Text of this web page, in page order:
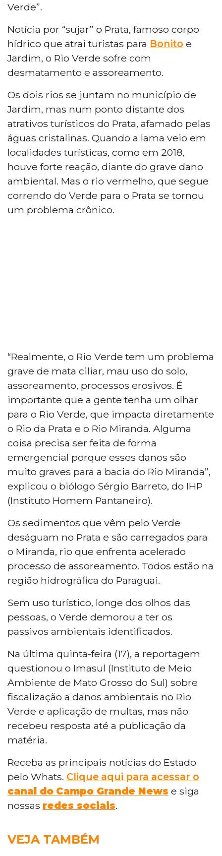
Verde”.
Notícia por “sujar” o Prata, famoso corpo
hídrico que atrai turistas para Bonito e
Jardim, o Rio Verde sofre com
desmatamento e assoreamento.
Os dois rios se juntam no município de
Jardim, mas num ponto distante dos
atrativos turísticos do Prata, afamado pelas
águas cristalinas. Quando a lama veio em
localidades turísticas, como em 2018,
houve forte reação, diante do grave dano
ambiental. Mas o rio vermelho, que segue
correndo do Verde para o Prata se tornou
um problema crônico.
“Realmente, o Rio Verde tem um problema
grave de mata ciliar, mau uso do solo,
assoreamento, processos erosivos. É
importante que a gente tenha um olhar
para o Rio Verde, que impacta diretamente
o Rio da Prata e o Rio Miranda. Alguma
coisa precisa ser feita de forma
emergencial porque esses danos são
muito graves para a bacia do Rio Miranda”,
explicou o biólogo Sérgio Barreto, do IHP
(Instituto Homem Pantaneiro).
Os sedimentos que vêm pelo Verde
deságuam no Prata e são carregados para
o Miranda, rio que enfrenta acelerado
processo de assoreamento. Todos estão na
região hidrográfica do Paraguai.
Sem uso turístico, longe dos olhos das
pessoas, o Verde demorou a ter os
passivos ambientais identificados.
Na última quinta-feira (17), a reportagem
questionou o Imasul (Instituto de Meio
Ambiente de Mato Grosso do Sul) sobre
fiscalização a danos ambientais no Rio
Verde e aplicação de multas, mas não
recebeu resposta até a publicação da
matéria.
Receba as principais notícias do Estado
pelo Whats. Clique aqui para acessar o
canal do Campo Grande News e siga
nossas redes sociais.
VEJA TAMBÉM